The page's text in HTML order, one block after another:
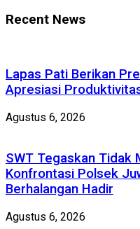
Recent News
Lapas Pati Berikan
Apresiasi
Agustus 6, 2026
SWT Tegaskan Tidak
Konfrontasi Polsek
Berhalangan Hadir
Agustus 6, 2026